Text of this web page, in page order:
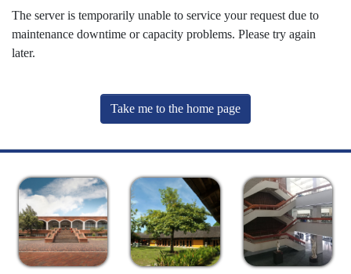
The server is temporarily unable to service your request due to
maintenance downtime or capacity problems. Please try again
later.
Take me to the home page